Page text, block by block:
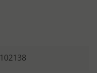
102138